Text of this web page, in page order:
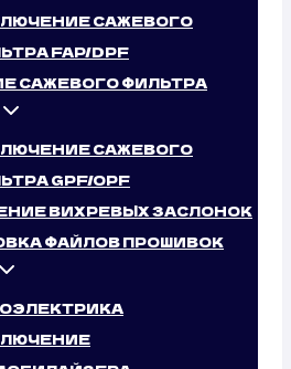
САЖЕВОГО
FAP/DPF
САЖЕВОГО ФИЛЬТРА
САЖЕВОГО
GPF/OPF
ВИХРЕВЫХ ЗАСЛОНОК
ФАЙЛОВ ПРОШИВОК
BMW X3
(150 Л.С.):
ЭТО
— это элементы